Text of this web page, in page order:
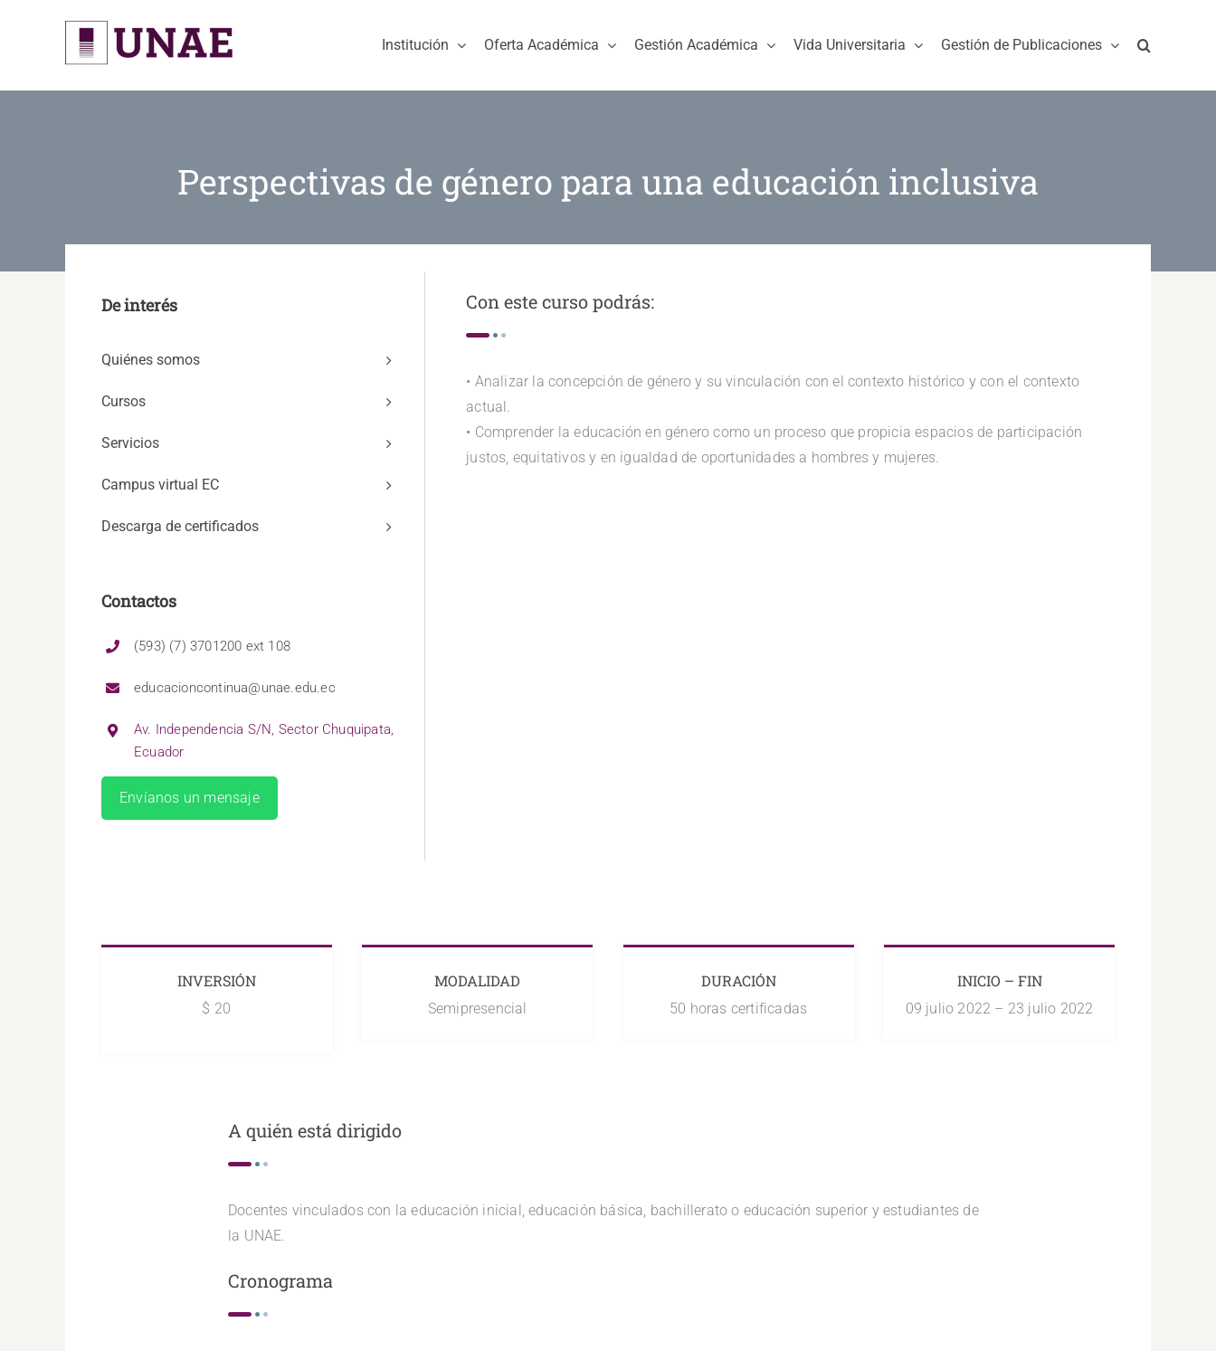
Institución Oferta Académica Gestión Académica Vida Universitaria Gestión de Publicaciones
Perspectivas de género para una educación inclusiva
De interés
Quiénes somos
Cursos
Servicios
Campus virtual EC
Descarga de certificados
Contactos
(593) (7) 3701200 ext 108
educacioncontinua@unae.edu.ec
Av. Independencia S/N, Sector Chuquipata,
Ecuador
Envíanos un mensaje
Con este curso podrás:
• Analizar la concepción de género y su vinculación con el contexto histórico y con el contexto
actual.
• Comprender la educación en género como un proceso que propicia espacios de participación
justos, equitativos y en igualdad de oportunidades a hombres y mujeres.
INVERSIÓN
$ 20
MODALIDAD
Semipresencial
DURACIÓN
50 horas certificadas
INICIO – FIN
09 julio 2022 – 23 julio 2022
A quién está dirigido
Docentes vinculados con la educación inicial, educación básica, bachillerato o educación superior y estudiantes de
la UNAE.
Cronograma